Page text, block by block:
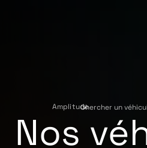
Amplitude
›
Chercher un
Nos